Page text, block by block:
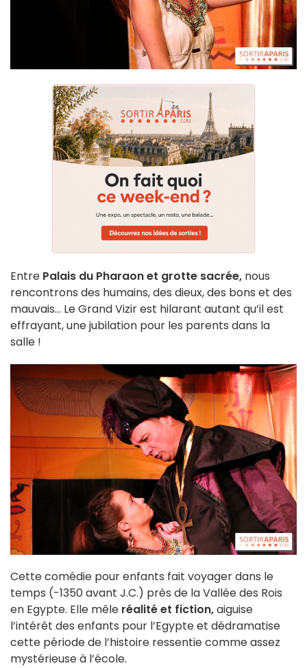
Entre Palais du Pharaon et grotte sacrée, nous
rencontrons des humains, des dieux, des bons et des
mauvais… Le Grand Vizir est hilarant autant qu’il est
effrayant, une jubilation pour les parents dans la
salle !
Cette comédie pour enfants fait voyager dans le
temps (-1350 avant J.C.) près de la Vallée des Rois
en Egypte. Elle mêle réalité et fiction,aiguise
l’intérêt des enfants pour l’Egypte et dédramatise
cette période de l’histoire ressentie comme assez
mystérieuse à l’école.